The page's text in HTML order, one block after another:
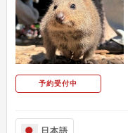
予約受付中
日本語